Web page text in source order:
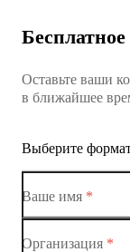
Оставьте ваши
в ближайшее
Выберите
Ваше имя *
Организация *